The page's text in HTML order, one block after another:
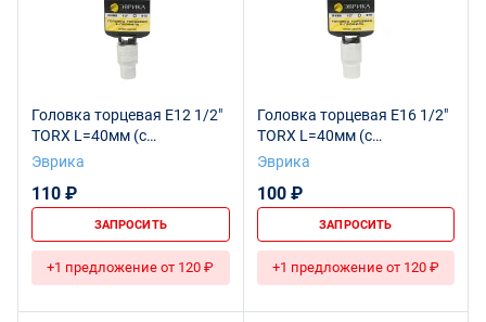
Головка торцевая Е12 1/2"
TORX L=40мм (с
держателем) ЭВРИКА ER-
Эврика
110 ₽
ЗАПРОСИТЬ
+1 предложение от 120 ₽
Головка торцевая Е16 1/2"
TORX L=40мм (с
держателем) ЭВРИКА ER-
Эврика
100 ₽
ЗАПРОСИТЬ
+1 предложение от 120 ₽